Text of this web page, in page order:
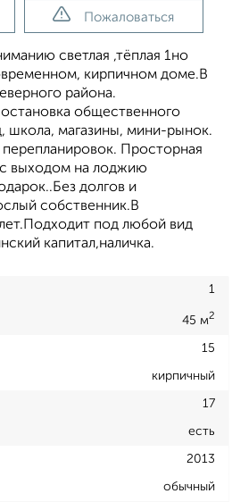
Пожаловаться
светлая ,тёплая 1но
кирпичном доме.В
района.
остановка общественного
школа, магазины, мини-рынок.
перепланировок. Просторная
с выходом на лоджию
долгов и
собственник.В
под любой вид
капитал,наличка.
1
45 м2
15
кирпичный
17
есть
2013
обычный